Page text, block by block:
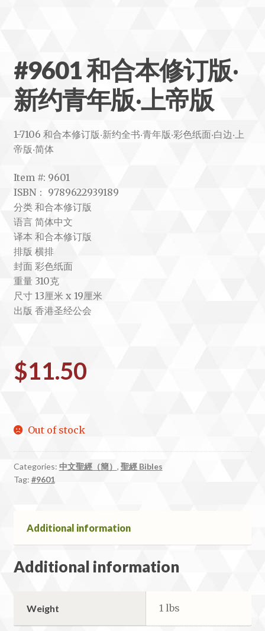
#9601 和合本修订版‧
新约青年版‧上帝版
1-7106 和合本修订版‧新约全书‧青年版‧彩色纸面‧白边‧上
帝版‧简体
Item #: 9601
ISBN： 9789622939189
分类 和合本修订版
语言 简体中文
译本 和合本修订版
排版 横排
封面 彩色纸面
重量 310克
尺寸 13厘米 x 19厘米
出版 香港圣经公会
$11.50
Out of stock
Categories: 中文聖經（簡） , 聖經 Bibles
Tag: #9601
Additional information
Additional information
Weight 1 lbs